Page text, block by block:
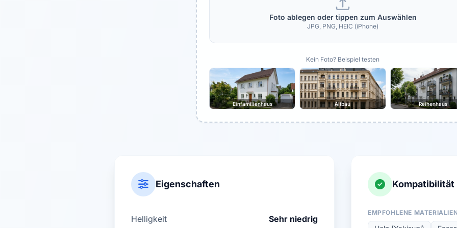
Foto ablegen oder tippen zum Auswählen
JPG, PNG, HEIC (iPhone)
Kein Foto? Beispiel testen
Einfamilienhaus Altbau Reihenhaus
Eigenschaften
Helligkeit Sehr niedrig
Kompatibilität
EMPFOHLENE